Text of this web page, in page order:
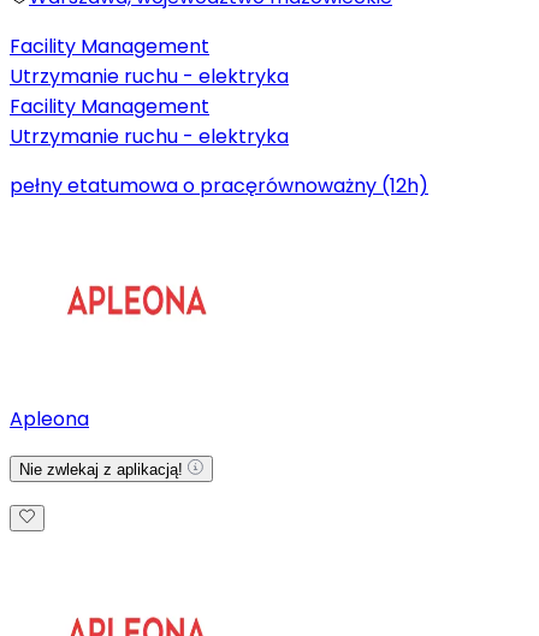
Facility Management
Utrzymanie ruchu - elektryka
Facility Management
Utrzymanie ruchu - elektryka
pełny etatumowa o pracęrównoważny (12h)
Apleona
Nie zwlekaj z aplikacją!